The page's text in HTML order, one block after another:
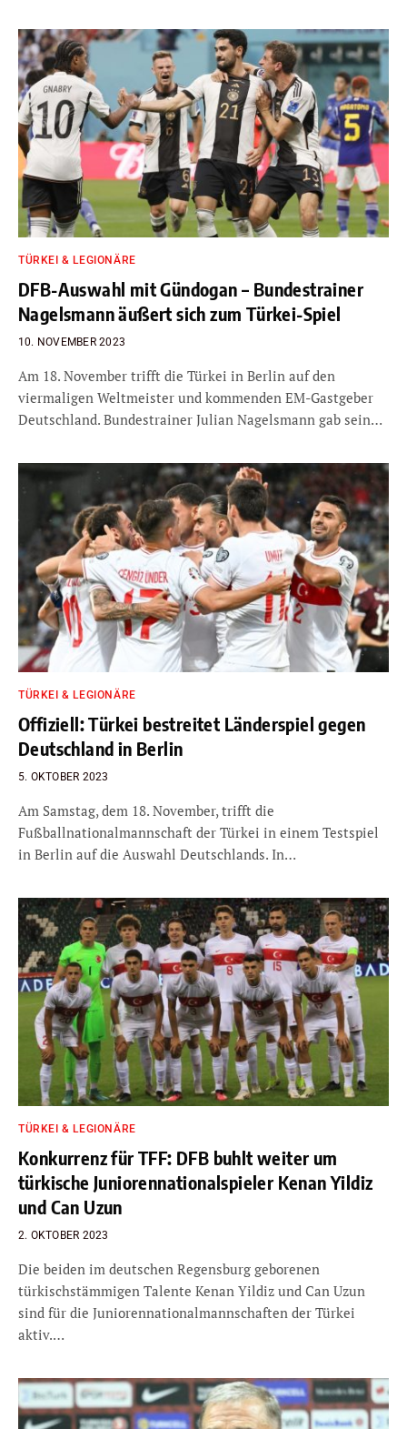
TÜRKEI & LEGIONÄRE
DFB-Auswahl mit Gündogan – Bundestrainer
Nagelsmann äußert sich zum Türkei-Spiel
10. NOVEMBER 2023
Am 18. November trifft die Türkei in Berlin auf den
viermaligen Weltmeister und kommenden EM-Gastgeber
Deutschland. Bundestrainer Julian Nagelsmann gab sein…
TÜRKEI & LEGIONÄRE
Offiziell: Türkei bestreitet Länderspiel gegen
Deutschland in Berlin
5. OKTOBER 2023
Am Samstag, dem 18. November, trifft die
Fußballnationalmannschaft der Türkei in einem Testspiel
in Berlin auf die Auswahl Deutschlands. In…
TÜRKEI & LEGIONÄRE
Konkurrenz für TFF: DFB buhlt weiter um
türkische Juniorennationalspieler Kenan Yildiz
und Can Uzun
2. OKTOBER 2023
Die beiden im deutschen Regensburg geborenen
türkischstämmigen Talente Kenan Yildiz und Can Uzun
sind für die Juniorennationalmannschaften der Türkei
aktiv.…